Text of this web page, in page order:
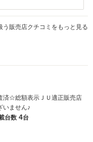
う販売店クチコミをもっと見る
済☆総額表示ＪＵ適正販売店
いません♪
台数 4台